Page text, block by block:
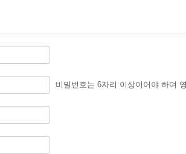
비밀번호는 6자리 이상이어야 하며